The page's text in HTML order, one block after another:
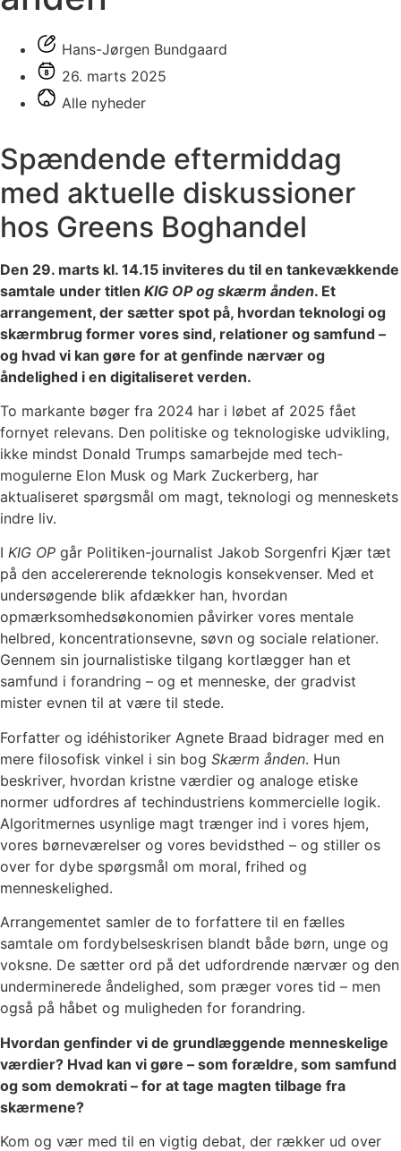
Hans-Jørgen Bundgaard
26. marts 2025
Alle nyheder
Spændende eftermiddag
med aktuelle diskussioner
hos Greens Boghandel
Den 29. marts kl. 14.15 inviteres du til en tankevækkende
samtale under titlen KIG OP og skærm ånden. Et
arrangement, der sætter spot på, hvordan teknologi og
skærmbrug former vores sind, relationer og samfund –
og hvad vi kan gøre for at genfinde nærvær og
åndelighed i en digitaliseret verden.
To markante bøger fra 2024 har i løbet af 2025 fået
fornyet relevans. Den politiske og teknologiske udvikling,
ikke mindst Donald Trumps samarbejde med tech-
mogulerne Elon Musk og Mark Zuckerberg, har
aktualiseret spørgsmål om magt, teknologi og menneskets
indre liv.
I KIG OP går Politiken-journalist Jakob Sorgenfri Kjær tæt
på den accelererende teknologis konsekvenser. Med et
undersøgende blik afdækker han, hvordan
opmærksomhedsøkonomien påvirker vores mentale
helbred, koncentrationsevne, søvn og sociale relationer.
Gennem sin journalistiske tilgang kortlægger han et
samfund i forandring – og et menneske, der gradvist
mister evnen til at være til stede.
Forfatter og idéhistoriker Agnete Braad bidrager med en
mere filosofisk vinkel i sin bog Skærm ånden. Hun
beskriver, hvordan kristne værdier og analoge etiske
normer udfordres af techindustriens kommercielle logik.
Algoritmernes usynlige magt trænger ind i vores hjem,
vores børneværelser og vores bevidsthed – og stiller os
over for dybe spørgsmål om moral, frihed og
menneskelighed.
Arrangementet samler de to forfattere til en fælles
samtale om fordybelseskrisen blandt både børn, unge og
voksne. De sætter ord på det udfordrende nærvær og den
underminerede åndelighed, som præger vores tid – men
også på håbet og muligheden for forandring.
Hvordan genfinder vi de grundlæggende menneskelige
værdier? Hvad kan vi gøre – som forældre, som samfund
og som demokrati – for at tage magten tilbage fra
skærmene?
Kom og vær med til en vigtig debat, der rækker ud over